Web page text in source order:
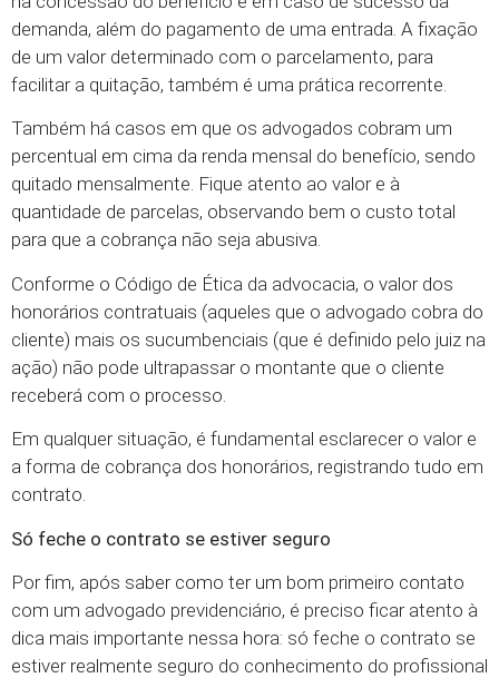
demanda, além do pagamento de uma entrada. A fixação
de um valor determinado com o parcelamento, para
facilitar a quitação, também é uma prática recorrente.
Também há casos em que os advogados cobram um
percentual em cima da renda mensal do benefício, sendo
quitado mensalmente. Fique atento ao valor e à
quantidade de parcelas, observando bem o custo total
para que a cobrança não seja abusiva.
Conforme o Código de Ética da advocacia, o valor dos
honorários contratuais (aqueles que o advogado cobra do
cliente) mais os sucumbenciais (que é definido pelo juiz na
ação) não pode ultrapassar o montante que o cliente
receberá com o processo.
Em qualquer situação, é fundamental esclarecer o valor e
a forma de cobrança dos honorários, registrando tudo em
contrato.
Só feche o contrato se estiver seguro
Por fim, após saber como ter um bom primeiro contato
com um advogado previdenciário, é preciso ficar atento à
dica mais importante nessa hora: só feche o contrato se
estiver realmente seguro do conhecimento do profissional